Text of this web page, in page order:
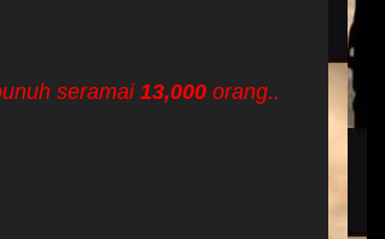
seramai 13,000 orang..